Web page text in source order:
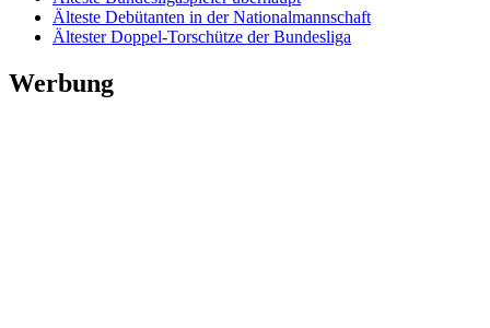
Älteste Debütanten in der Nationalmannschaft
Ältester Doppel-Torschütze der Bundesliga
Werbung